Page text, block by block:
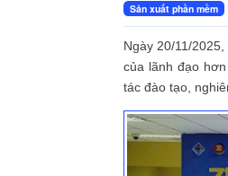
Sản xuất phần mềm
Ngày 20/11/
của lãnh đạo
tác đào tạo,